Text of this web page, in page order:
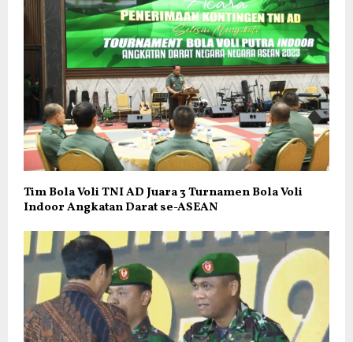
Tim Bola Voli TNI AD Juara 3 Turnamen Bola Voli
Indoor Angkatan Darat se-ASEAN